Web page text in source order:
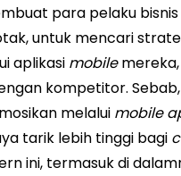
para pelaku
untuk mencari
aplikasi mobile
kompetitor.
melalui mobile
tarik lebih tinggi bagi
ini, termasuk di